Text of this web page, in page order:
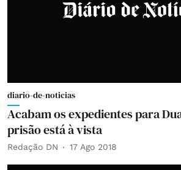
diario-de-noticias
Acabam os expedientes para
prisão está à vista
Redação DN 17 Ago 2018